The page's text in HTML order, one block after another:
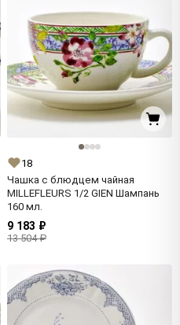
18
Чашка с блюдцем чайная
MILLEFLEURS 1/2 GIEN Шампань
160 мл.
9 183 ₽
13 504 ₽